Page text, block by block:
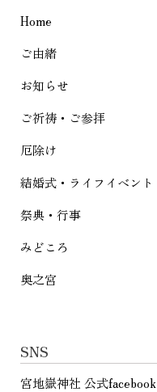
ー
シ
ョ
ン
Home
ご由緒
お知らせ
ご祈祷・ご参拝
厄除け
結婚式・ライフイベント
祭典・行事
みどころ
奥之宮
SNS
宮地嶽神社 公式facebook